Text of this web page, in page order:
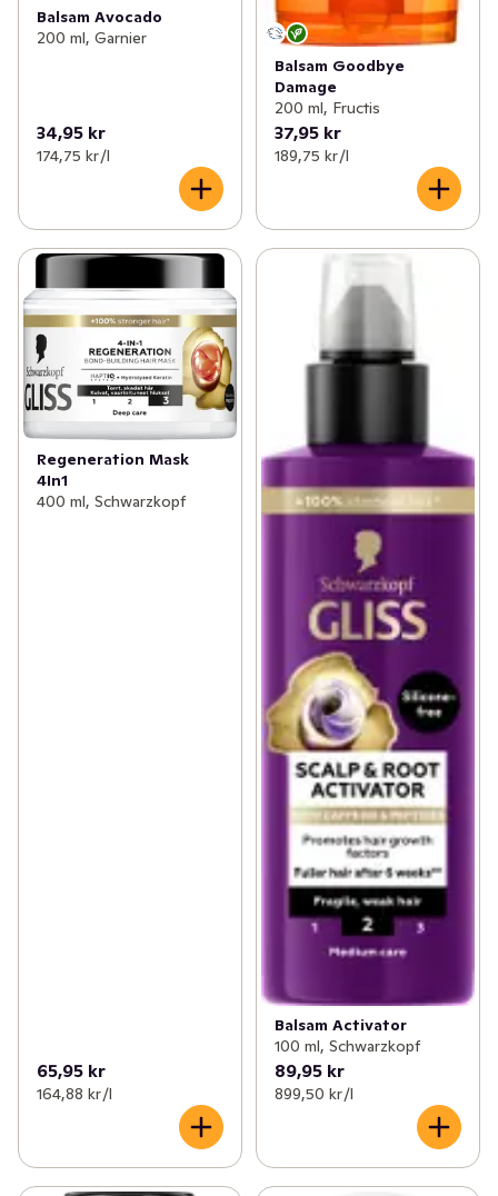
Balsam Avocado
200 ml, Garnier
34,95 kr
174,75 kr /l
Balsam Goodbye
Damage
200 ml, Fructis
37,95 kr
189,75 kr /l
Regeneration Mask
4In1
400 ml, Schwarzkopf
65,95 kr
164,88 kr /l
Balsam Activator
100 ml, Schwarzkopf
89,95 kr
899,50 kr /l